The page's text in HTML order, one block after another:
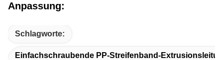
Anpassung:
Schlagworte:
Einfachschraubende PP-Streifenband-